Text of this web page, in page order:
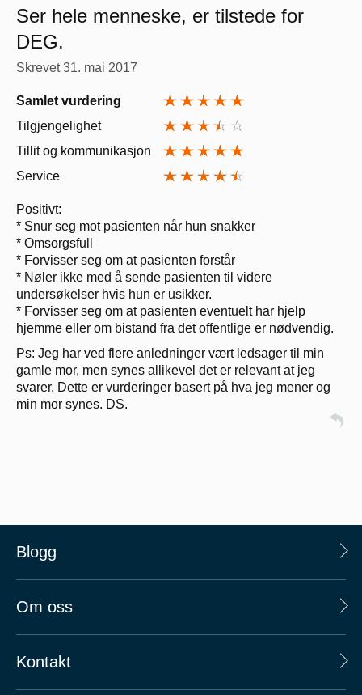
Ser hele menneske, er tilstede for
DEG.
Skrevet31. mai 2017
Samlet vurdering
Tilgjengelighet
Tillit og kommunikasjon
Service
Positivt:
* Snur seg mot pasienten når hun snakker
* Omsorgsfull
* Forvisser seg om at pasienten forstår
* Nøler ikke med å sende pasienten til videre
undersøkelser hvis hun er usikker.
* Forvisser seg om at pasienten eventuelt har hjelp
hjemme eller om bistand fra det offentlige er nødvendig.
Ps: Jeg har ved flere anledninger vært ledsager til min
gamle mor, men synes allikevel det er relevant at jeg
svarer. Dette er vurderinger basert på hva jeg mener og
min mor synes. DS.
Blogg
Om oss
Kontakt